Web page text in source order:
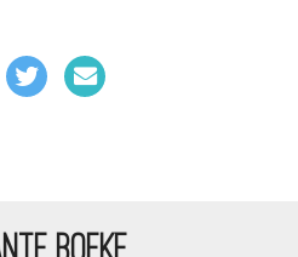
BOEKE